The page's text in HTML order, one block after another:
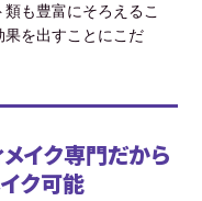
も豊富にそろえるこ
果を出すことにこだ
メイク専門だから
ク可能